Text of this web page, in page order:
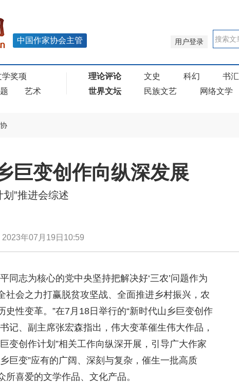
用户登录
中国作家协会主管
学奖项
艺术
理论评论 文史 科幻 书汇
世界文坛
民族文艺 网络文学
巨变创作向纵深发展
”推进会综述
2023年07月19日10:59
同志为核心的党中央坚持把解决好‘三农’问题作为
社会之力打赢脱贫攻坚战、全面推进乡村振兴，农
史性变革。”在7月18日举行的“新时代山乡巨变创作
记、副主席张宏森指出，伟大变革催生伟大作品，
变创作计划”相关工作向纵深开展，引导广大作家
巨变”应有的广阔、深刻与复杂，催生一批高质
喜爱的文学作品、文化产品。